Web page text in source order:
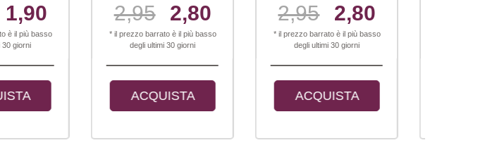
2,95
* il prezzo barrato è il più basso
degli ultimi 30 giorni
ACQUISTA
2,95
* il prezzo barrato è il più basso
degli ultimi 30 giorni
ACQUISTA
2,95
ACQUISTA